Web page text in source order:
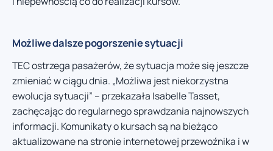
Możliwe dalsze pogorszenie sytuacji
TEC ostrzega pasażerów, że sytuacja może się jeszcze
zmieniać w ciągu dnia. „Możliwa jest niekorzystna
ewolucja sytuacji” – przekazała Isabelle Tasset,
zachęcając do regularnego sprawdzania najnowszych
informacji. Komunikaty o kursach są na bieżąco
aktualizowane na stronie internetowej przewoźnika i w